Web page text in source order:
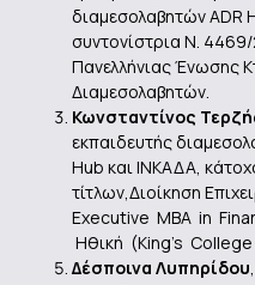
διαμεσολαβητών ADR
συντονίστρια Ν.
Πανελλήνιας Ένωσης
Διαμεσολαβητών.
Κωνσταντίνος
εκπαιδευτής
Hub και ΙΝΚΑΔΑ,
τίτλων,Διοίκηση
Executive MBA in
Ηθική (King’s
Δέσποινα Λυπηρίδου